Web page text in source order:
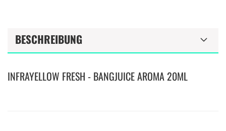
BESCHREIBUNG
INFRAYELLOW FRESH - BANGJUICE AROMA 20ML